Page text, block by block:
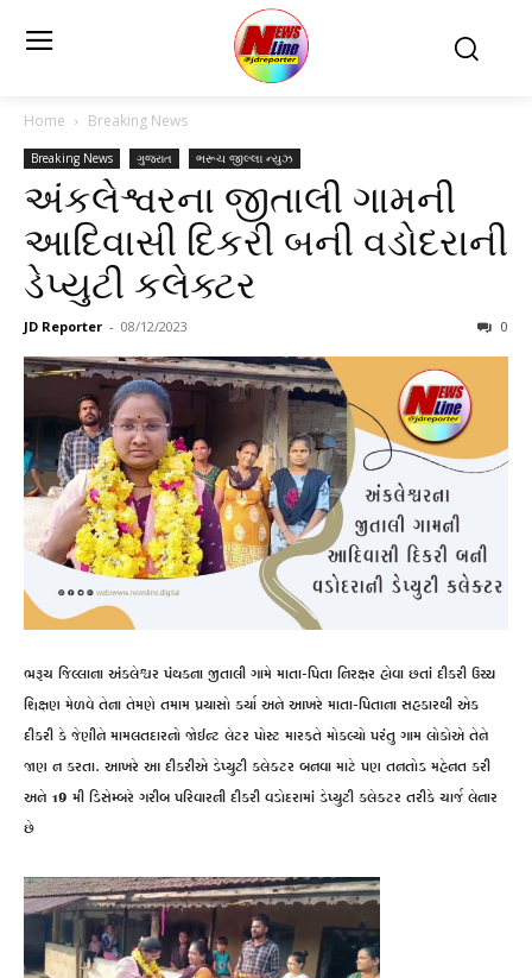
Home Breaking News
Breaking News ગુજરાત ભરૂચ જીલ્લા ન્યુઝ
અંકલેશ્વરના જીતાલી ગામની
આદિવાસી દિકરી બની વડોદરાની
ડેપ્યુટી કલેક્ટર
JD Reporter - 08/12/2023 0
ભરૂચ જિલ્લાના અંકલેશ્વર પંથકના જીતાલી ગામે માતા-પિતા નિરક્ષર હોવા છતાં દીકરી ઉચ્ચ
શિક્ષણ મેળવે તેના તેમણે તમામ પ્રયાસો કર્યા અને આખરે માતા-પિતાના સહકારથી એક
દીકરી કે જેણીને મામલતદારનો જોઈન્ટ લેટર પોસ્ટ મારફતે મોકલ્યો પરંતુ ગામ લોકોએ તેને
જાણ ન કરતા. આખરે આ દીકરીએ ડેપ્યુટી કલેક્ટર બનવા માટે પણ તનતોડ મહેનત કરી
અને 19 મી ડિસેમ્બરે ગરીબ પરિવારની દીકરી વડોદરામાં ડેપ્યુટી કલેક્ટર તરીકે ચાર્જ લેનાર
છે